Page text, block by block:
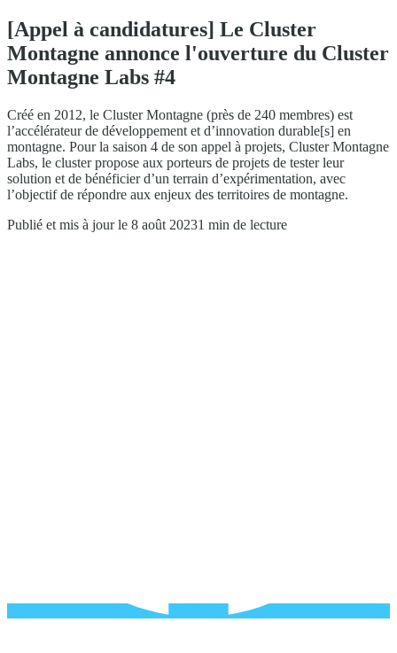
[Appel à candidatures] Le Cluster
Montagne annonce l'ouverture du Cluster
Montagne Labs #4
Créé en 2012, le Cluster Montagne (près de 240 membres) est
l’accélérateur de développement et d’innovation durable[s] en
montagne. Pour la saison 4 de son appel à projets, Cluster Montagne
Labs, le cluster propose aux porteurs de projets de tester leur
solution et de bénéficier d’un terrain d’expérimentation, avec
l’objectif de répondre aux enjeux des territoires de montagne.
Publié et mis à jour le 8 août 20231 min de lecture